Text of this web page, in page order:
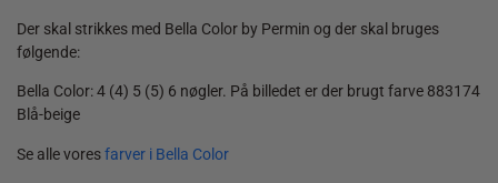
Der skal strikkes med Bella Color by Permin og der skal bruges
følgende:
Bella Color: 4 (4) 5 (5) 6 nøgler. På billedet er der brugt farve 883174
Blå-beige
Se alle voresfarver i Bella Color